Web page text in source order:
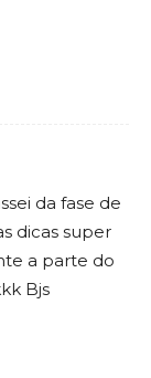
da fase de
dicas super
a parte do
Bjs